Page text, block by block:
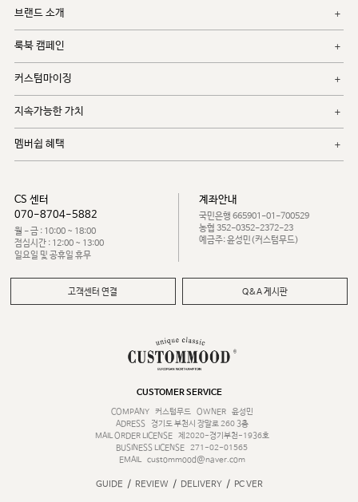
브랜드 소개
룩북 캠페인
커스텀마이징
지속가능한 가치
멤버쉽 혜택
CS 센터
070-8704-5882
월 - 금 : 10:00 ~ 18:00
점심시간 : 12:00 ~ 13:00
일요일 및 공휴일 휴무
계좌안내
국민은행 665901-01-700529
농협 352-0352-2372-23
예금주: 윤성민(커스텀무드)
고객센터 연결 Q&A 게시판
CUSTOMER SERVICE
COMPANY
커스텀무드 OWNER
윤성민
ADRESS
경기도 부천시 장말로 260 3층
MAIL ORDER LICENSE
제2020-경기부천-1936호
BUSINESS LICENSE 271-02-01565
EMAIL
custommood@naver.com
GUIDE / REVIEW / DELIVERY / PC VER